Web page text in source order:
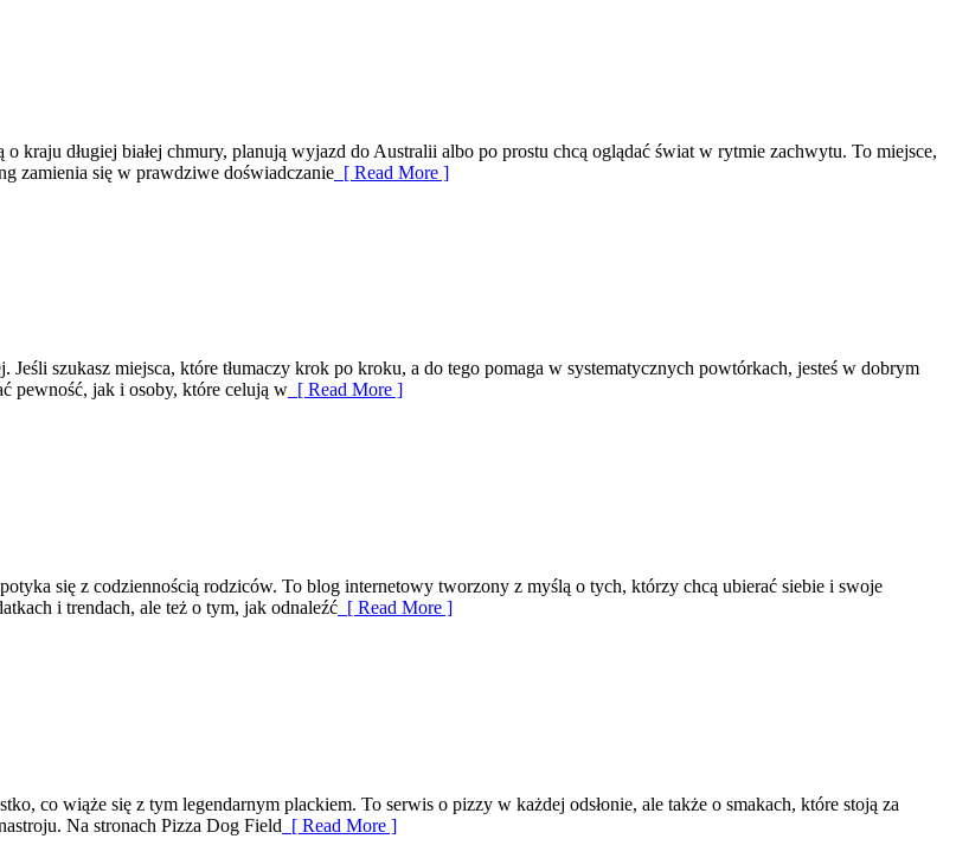
kraju długiej białej chmury, planują wyjazd do Australii albo po prostu chcą oglądać świat w rytmie zachwytu. To miejsce,
zamienia się w prawdziwe doświadczanie [ Read More ]
szukasz miejsca, które tłumaczy krok po kroku, a do tego pomaga w systematycznych powtórkach, jesteś w dobrym
pewność, jak i osoby, które celują w [ Read More ]
się z codziennością rodziców. To blog internetowy tworzony z myślą o tych, którzy chcą ubierać siebie i swoje
i trendach, ale też o tym, jak odnaleźć [ Read More ]
co wiąże się z tym legendarnym plackiem. To serwis o pizzy w każdej odsłonie, ale także o smakach, które stoją za
Na stronach Pizza Dog Field [ Read More ]